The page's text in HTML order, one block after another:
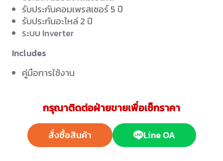
รับประกันคอมเพรสเซอร์ 5 ปี
รับประกันอะไหล่ 2 ปี
ระบบ Inverter
Includes
คู่มือการใช้งาน
กรุณาติดต่อฝ่ายขายเพื่อเช็กราคา
สั่งซื้อสินค้า Line OA